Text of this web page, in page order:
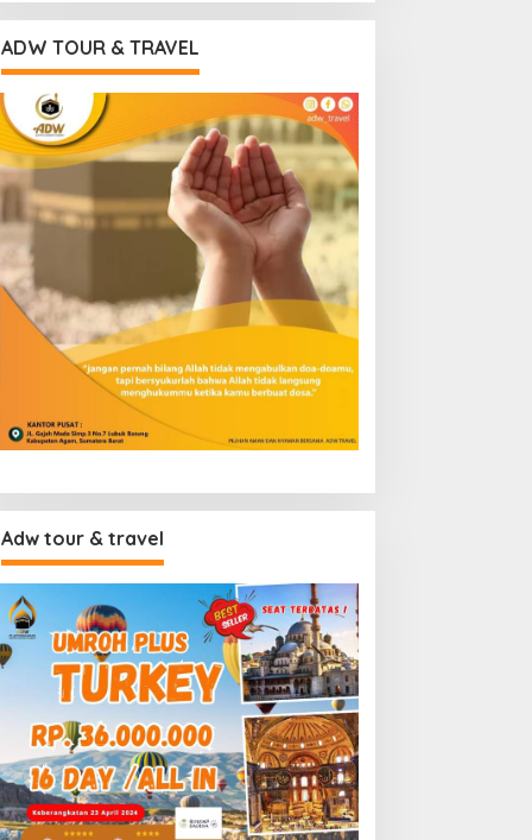
ADW TOUR & TRAVEL
Adw tour & travel